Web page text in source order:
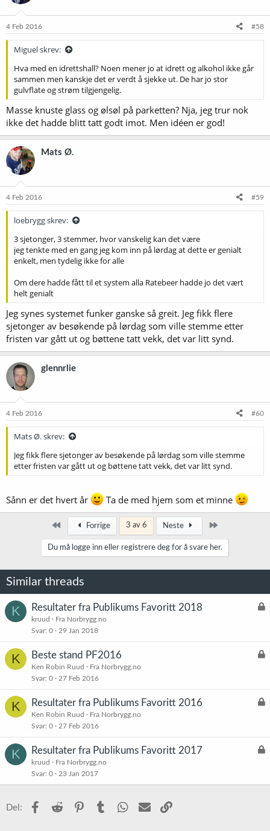
o
e
4 Feb 2016 #58
Miguel skrev:
Hva med en idrettshall? Noen mener jo at idrett og alkohol ikke går
sammen men kanskje det er verdt å sjekke ut. De har jo stor
gulvflate og strøm tilgjengelig.
Masse knuste glass og ølsøl på parketten? Nja, jeg trur nok
ikke det hadde blitt tatt godt imot. Men idéen er god!
Mats Ø.
4 Feb 2016 #59
loebrygg skrev:
3 sjetonger, 3 stemmer, hvor vanskelig kan det være
jeg tenkte med en gang jeg kom inn på lørdag at dette er genialt
enkelt, men tydelig ikke for alle
Om dere hadde fått til et system alla Ratebeer hadde jo det vært
helt genialt
Jeg synes systemet funker ganske så greit. Jeg fikk flere
sjetonger av besøkende på lørdag som ville stemme etter
fristen var gått ut og bøttene tatt vekk, det var litt synd.
glennrlie
4 Feb 2016 #60
Mats Ø. skrev:
Jeg fikk flere sjetonger av besøkende på lørdag som ville stemme
etter fristen var gått ut og bøttene tatt vekk, det var litt synd.
Sånn er det hvert år Ta de med hjem som et minne
Først Forrige 3 av 6 Neste
Du må logge inn eller registrere deg for å svare her.
Similar threads
K
L
Resultater fra Publikums Favoritt 2018
kruud
Fra Norbrygg.no
Svar 0 29 Jan 2018
K
L
Beste stand PF2016
Ken Robin Ruud
Fra Norbrygg.no
Svar 0 27 Feb 2016
K
L
Resultater fra Publikums Favoritt 2016
Ken Robin Ruud
Fra Norbrygg.no
Svar 0 27 Feb 2016
K
L
t
Resultater fra Publikums Favoritt 2017
kruud
Fra Norbrygg.no
Svar 0 23 Jan 2017
Del: Facebook
Reddit PinterestTumblr WhatsApp
E-post